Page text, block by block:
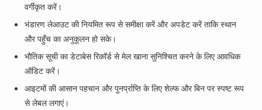
वर्गीकृत करें।
भंडारण लेआउट की नियमित रूप से समीक्षा करें और अपडेट करें ताकि स्थान
और पहुँच का अनुकूलन हो सके।
भौतिक सूची का डेटाबेस रिकॉर्ड से मेल खाना सुनिश्चित करने के लिए आवधिक
ऑडिट करें।
आइटमों की आसान पहचान और पुनर्प्राप्ति के लिए शेल्फ और बिन पर स्पष्ट रूप
से लेबल लगाएं।